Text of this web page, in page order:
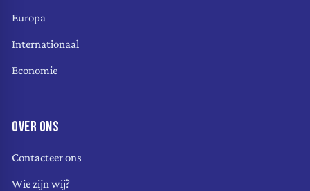
Europa
Internationaal
Economie
OVER ONS
Contacteer ons
Wie zijn wij?